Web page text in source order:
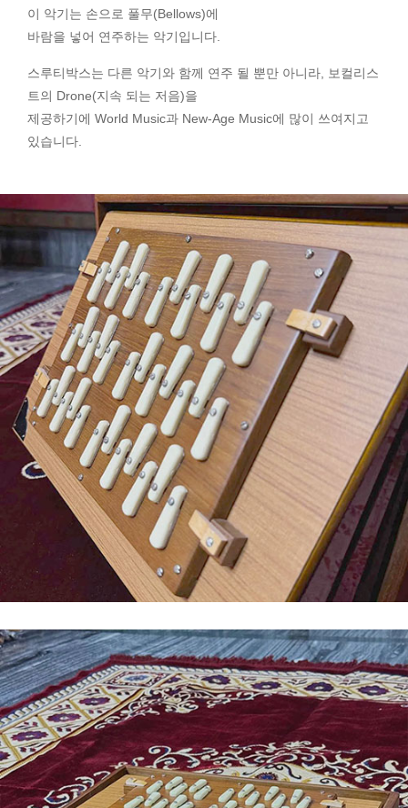
이 악기는 손으로 풀무(Bellows)에
바람을 넣어 연주하는 악기입니다.
스루티박스는 다른 악기와 함께 연주 될 뿐만 아니라, 보컬리스
트의 Drone(지속 되는 저음)을
제공하기에 World Music과 New-Age Music에 많이 쓰여지고
있습니다.